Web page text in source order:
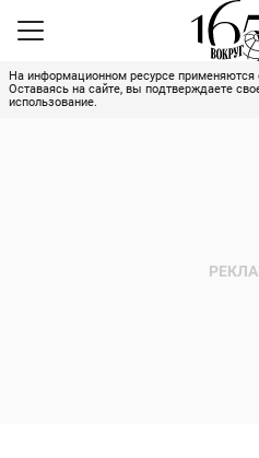
На информационном ресурсе
Оставаясь на сайте, вы подтверждаете
использование.